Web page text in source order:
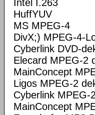
Intel I.263
HuffYUV
MS MPEG-4
DivX;) MPEG-4-
Cyberlink DVD-
Elecard MPEG-2
MainConcept
Ligos MPEG-2
Cyberlink MPEG-
MainConcept